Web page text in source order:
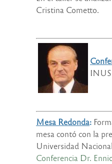
Cristina Cometto.
INUS
Mesa Redonda:
mesa contó con la
Universidad
Conferencia Dr.